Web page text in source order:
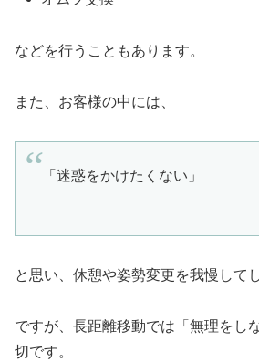
などを行うこともあります。
また、お客様の中には、
「迷惑をかけたくない」
と思い、休憩や姿勢変更を我慢して
ですが、長距離移動では「無理をし
切です。